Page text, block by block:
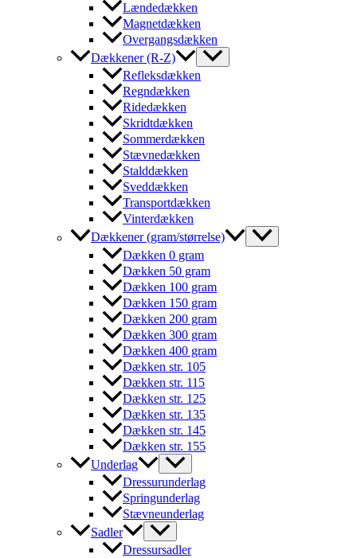
Lændedækken
Magnetdækken
Overgangsdækken
Dækkener (R-Z)
Refleksdækken
Regndækken
Ridedækken
Skridtdækken
Sommerdækken
Stævnedækken
Stalddækken
Sveddækken
Transportdækken
Vinterdækken
Dækkener (gram/størrelse)
Dækken 0 gram
Dækken 50 gram
Dækken 100 gram
Dækken 150 gram
Dækken 200 gram
Dækken 300 gram
Dækken 400 gram
Dækken str. 105
Dækken str. 115
Dækken str. 125
Dækken str. 135
Dækken str. 145
Dækken str. 155
Underlag
Dressurunderlag
Springunderlag
Stævneunderlag
Sadler
Dressursadler